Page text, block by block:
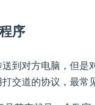
序
到对方电脑，但
交道的协议，最